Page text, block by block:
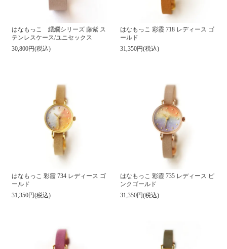
はなもっこ 繧繝シリーズ 藤紫 ス
テンレスケース/ユニセックス
30,800円(税込)
はなもっこ 彩霞 718 レディース ゴ
ールド
31,350円(税込)
はなもっこ 彩霞 734 レディース ゴ
ールド
31,350円(税込)
はなもっこ 彩霞 735 レディース ピ
ンクゴールド
31,350円(税込)